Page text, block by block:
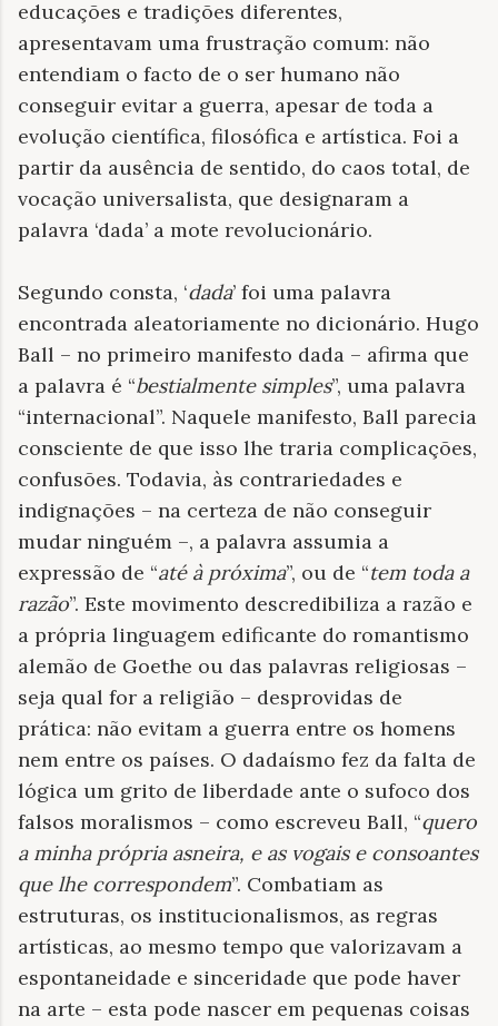
educações e tradições diferentes,
apresentavam uma frustração comum: não
entendiam o facto de o ser humano não
conseguir evitar a guerra, apesar de toda a
evolução científica, filosófica e artística. Foi a
partir da ausência de sentido, do caos total, de
vocação universalista, que designaram a
palavra ‘dada’ a mote revolucionário.
Segundo consta, ‘dada’ foi uma palavra
encontrada aleatoriamente no dicionário. Hugo
Ball – no primeiro manifesto dada – afirma que
a palavra é “bestialmente simples”, uma palavra
“internacional”. Naquele manifesto, Ball parecia
consciente de que isso lhe traria complicações,
confusões. Todavia, às contrariedades e
indignações – na certeza de não conseguir
mudar ninguém –, a palavra assumia a
expressão de “até à próxima”, ou de “tem toda a
razão”. Este movimento descredibiliza a razão e
a própria linguagem edificante do romantismo
alemão de Goethe ou das palavras religiosas –
seja qual for a religião – desprovidas de
prática: não evitam a guerra entre os homens
nem entre os países. O dadaísmo fez da falta de
lógica um grito de liberdade ante o sufoco dos
falsos moralismos – como escreveu Ball, “quero
a minha própria asneira, e as vogais e consoantes
que lhe correspondem”. Combatiam as
estruturas, os institucionalismos, as regras
artísticas, ao mesmo tempo que valorizavam a
espontaneidade e sinceridade que pode haver
na arte – esta pode nascer em pequenas coisas